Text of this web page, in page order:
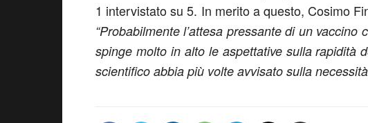
1 intervistato su 5. In merito a questo, Cosimo
“Probabilmente l’attesa pressante di un vaccino
spinge molto in alto le aspettative sulla rapidità
scientifico abbia più volte avvisato sulla